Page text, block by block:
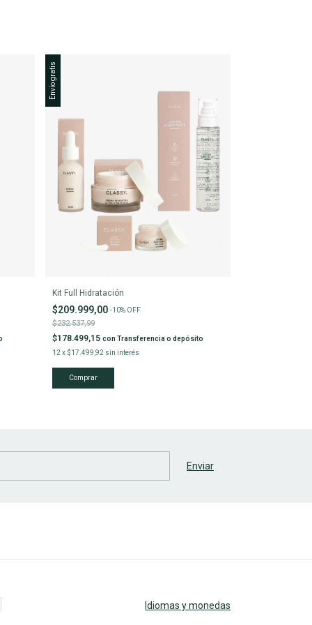
Envío gratis
Kit Full Hidratación
$209.999,00 -10% OFF
$232.537,99
$178.499,15 con Transferencia o depósito
12 x$17.499,92 sin interés
Idiomas y monedas